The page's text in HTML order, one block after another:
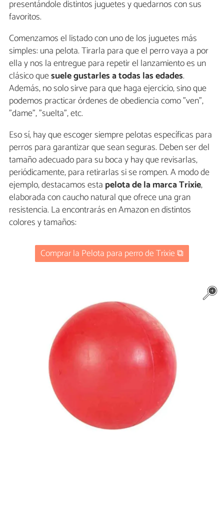
presentándole distintos juguetes y quedarnos con sus
favoritos.
Comenzamos el listado con uno de los juguetes más
simples: una pelota. Tirarla para que el perro vaya a por
ella y nos la entregue para repetir el lanzamiento es un
clásico quesuele gustarles a todas las edades.
Además, no solo sirve para que haga ejercicio, sino que
podemos practicar órdenes de obediencia como "ven",
"dame", "suelta", etc.
Eso sí, hay que escoger siempre pelotas específicas para
perros para garantizar que sean seguras. Deben ser del
tamaño adecuado para su boca y hay que revisarlas,
periódicamente, para retirarlas si se rompen. A modo de
ejemplo, destacamos esta pelota de la marca Trixie,
elaborada con caucho natural que ofrece una gran
resistencia. La encontrarás en Amazon en distintos
colores y tamaños:
Comprar la Pelota para perro de Trixie ⧉